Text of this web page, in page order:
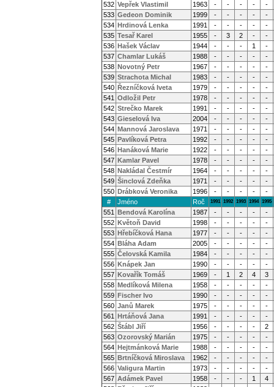
532 Vepřek Vlastimil 1963 - - - -
-
533 Gedeon Dominik 1999 - - - -
-
534 Hrdinová Lenka 1991 - - - -
-
535 Tesař Karel 1955 - 3 2 -
-
536 Hašek Václav 1944 - - - 1
-
537 Chamlar Lukáš 1988 - - - -
-
538 Novotný Petr 1967 - - - -
-
539 Strachota Michal 1983 - - - -
-
540 Řezníčková Iveta 1979 - - - -
-
541 Odložil Petr 1978 - - - -
-
542 Strečko Marek 1991 - - - -
-
543 Gieselová Iva 2004 - - - -
-
544 Mannová Jaroslava 1971 - - - -
-
545 Pavlíková Petra 1992 - - - -
-
546 Hanáková Marie 1922 - - - -
-
547 Kamlar Pavel 1978 - - - -
-
548 Nakládal Čestmír 1964 - - - -
-
549 Šinclová Zdeňka 1971 - - - -
-
550 Drábková Veronika 1996 - - - -
-
#
Jméno Roč 1991 1992 1993 1994 1995
551 Bendová Karolína 1987 - - - -
-
552 Květoň David 1998 - - - -
-
553 Hřebíčková Hana 1977 - - - -
-
554 Bláha Adam 2005 - - - -
-
555 Čelovská Kamila 1984 - - - -
-
556 Knápek Jan 1990 - - - -
-
557 Kovařík Tomáš 1969 - 1 2 4
3
558 Medlíková Milena 1958 - - - -
-
559 Fischer Ivo 1990 - - - -
-
560 Janů Marek 1975 - - - -
-
561 Hrtáňová Jana 1991 - - - -
-
562 Štábl Jiří 1956 - - - -
2
563 Ozorovský Marián 1975 - - - -
-
564 Hejtmánková Marie 1988 - - - -
-
565 Brtníčková Miroslava 1962 - - - -
-
566 Valigura Martin 1973 - - - -
-
567 Adámek Pavel 1958 - - - 1
4